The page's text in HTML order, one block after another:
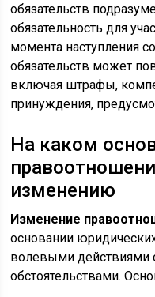
обязательств
обязательность для
момента наступления
обязательств может
включая штрафы,
принуждения,
На каком
изменению
Изменение
основании
волевыми действиями
обстоятельствами.